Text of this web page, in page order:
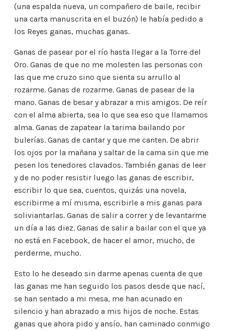
(una espalda nueva, un compañero de baile, recibir
una carta manuscrita en el buzón) le había pedido a
los Reyes ganas, muchas ganas.
Ganas de pasear por el río hasta llegar a la Torre del
Oro. Ganas de que no me molesten las personas con
las que me cruzo sino que sienta su arrullo al
rozarme. Ganas de rozarme. Ganas de pasear de la
mano. Ganas de besar y abrazar a mis amigos. De reír
con el alma abierta, sea lo que sea eso que llamamos
alma. Ganas de zapatear la tarima bailando por
bulerías. Ganas de cantar y que me canten. De abrir
los ojos por la mañana y saltar de la cama sin que me
pesen los tenedores clavados. También ganas de leer
y de no poder resistir luego las ganas de escribir,
escribir lo que sea, cuentos, quizás una novela,
escribirme a mí misma, escribirle a mis ganas para
soliviantarlas. Ganas de salir a correr y de levantarme
un día a las diez. Ganas de salir a bailar con el que ya
no está en Facebook, de hacer el amor, mucho, de
perderme, mucho.
Esto lo he deseado sin darme apenas cuenta de que
las ganas me han seguido los pasos desde que nací,
se han sentado a mi mesa, me han acunado en
silencio y han abrazado a mis hijos de noche. Estas
ganas que ahora pido y ansío, han caminado conmigo